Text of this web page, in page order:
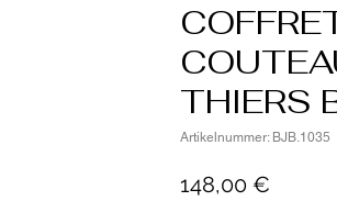
THIERS
Artikelnummer: BJB.1035
148,00 €